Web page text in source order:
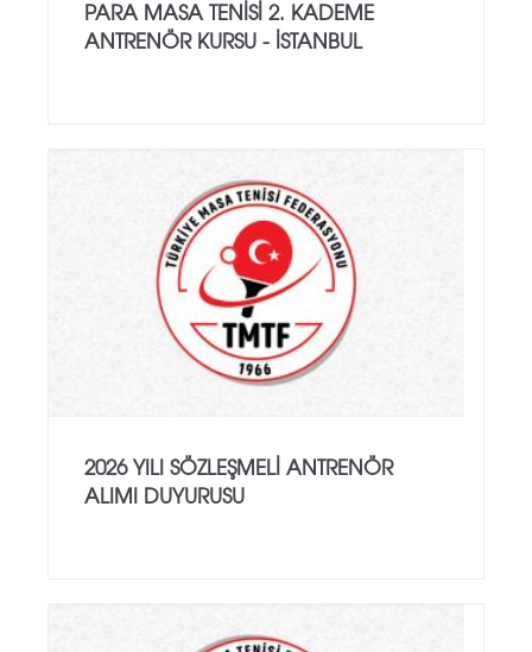
PARA MASA TENISI 2. KADEME
ANTRENÖR KURSU - İSTANBUL
2026 YILI SÖZLEŞMELI ANTRENÖR
ALIMI DUYURUSU